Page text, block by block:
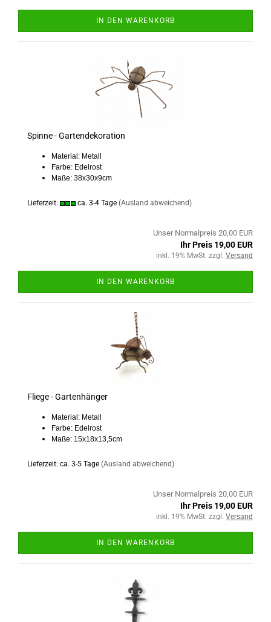
IN DEN WARENKORB
Spinne - Gartendekoration
Material: Metall
Farbe: Edelrost
Maße: 38x30x9cm
Lieferzeit: ca. 3-4 Tage (Ausland abweichend)
Unser Normalpreis 20,00 EUR
Ihr Preis 19,00 EUR
inkl. 19% MwSt. zzgl. Versand
IN DEN WARENKORB
Fliege - Gartenhänger
Material: Metall
Farbe: Edelrost
Maße: 15x18x13,5cm
Lieferzeit: ca. 3-5 Tage (Ausland abweichend)
Unser Normalpreis 20,00 EUR
Ihr Preis 19,00 EUR
inkl. 19% MwSt. zzgl. Versand
IN DEN WARENKORB